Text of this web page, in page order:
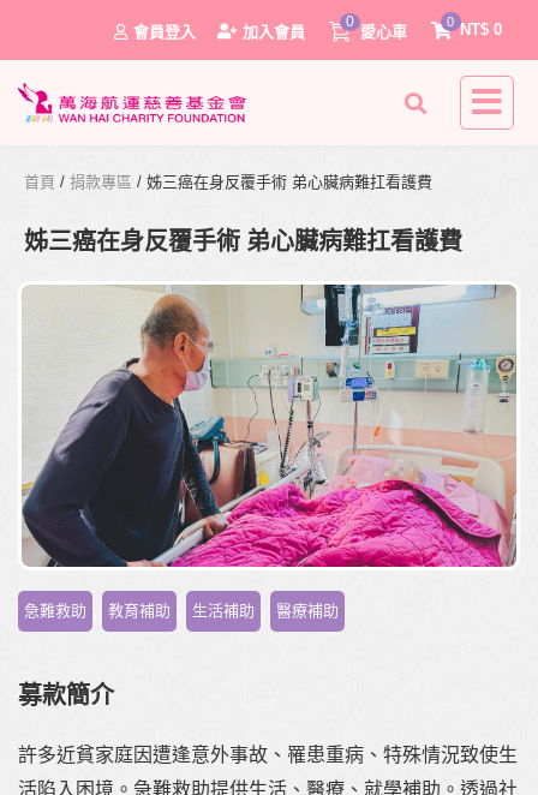
會員登入 加入會員
0
愛心車
0
NT$ 0
0
首頁 / 捐款專區 / 姊三癌在身反覆手術 弟心臟病難扛看護費
姊三癌在身反覆手術 弟心臟病難扛看護費
急難救助 教育補助 生活補助 醫療補助
募款簡介
許多近貧家庭因遭逢意外事故、罹患重病、特殊情況致使生
活陷入困境。急難救助提供生活、醫療、就學補助。透過社